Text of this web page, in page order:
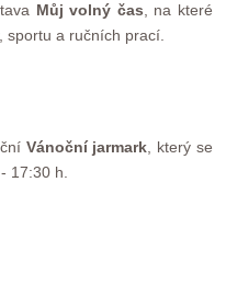
Můj volný čas , na které
sportu a ručních prací.
Vánoční jarmark, který se
17:30 h.